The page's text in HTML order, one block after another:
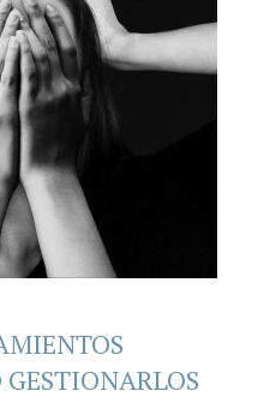
GESTIONARLOS